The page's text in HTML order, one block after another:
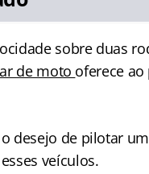
sobre duas
de moto oferece
desejo de pilotar
veículos.